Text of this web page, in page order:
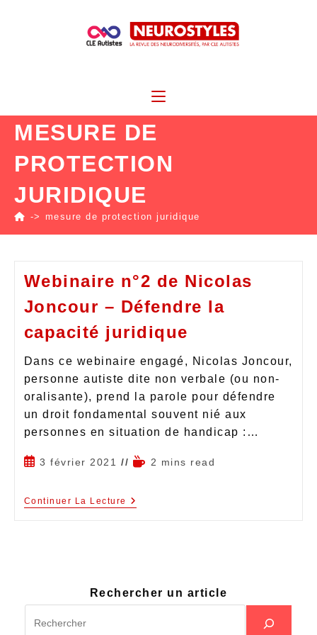
MESURE DE
PROTECTION
JURIDIQUE
-> mesure de protection juridique
Webinaire n°2 de Nicolas
Joncour – Défendre la
capacité juridique
Dans ce webinaire engagé, Nicolas Joncour,
personne autiste dite non verbale (ou non-
oralisante), prend la parole pour défendre
un droit fondamental souvent nié aux
personnes en situation de handicap :…
3 février 2021 2 mins read
Continuer La Lecture
Rechercher un article